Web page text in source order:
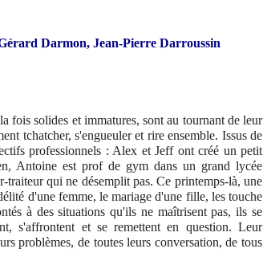
Darmon, Jean-Pierre Darroussin
fois solides et immatures, sont au tournant de leur
tchatcher, s'engueuler et rire ensemble. Issus de
professionnels : Alex et Jeff ont créé un petit
Antoine est prof de gym dans un grand lycée
qui ne désemplit pas. Ce printemps-là, une
d'une femme, le mariage d'une fille, les touche
à des situations qu'ils ne maîtrisent pas, ils se
s'affrontent et se remettent en question. Leur
problèmes, de toutes leurs conversation, de tous